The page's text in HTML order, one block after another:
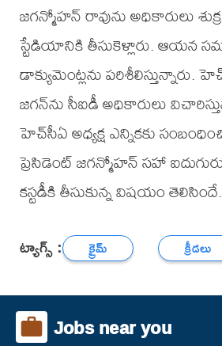
జగన్మోహన్ రావును అధికారులు
స్టేడియానికి తీసుకెళ్లారు. ఆయన
డాక్యుమెంట్లను
జగన్‌ను సీఐడీ అధికారులు
హెచ్‌సీఏ అధ్యక్ష ఎన్నికకు
ప్రెసిడెంట్ జగన్మోహన్ సహా
కస్టడీకి తీసుకున్న విషయం తెలిసిందే.
ట్యాగ్స్ : క్రైమ్ క్రీడలు
Jobs near you